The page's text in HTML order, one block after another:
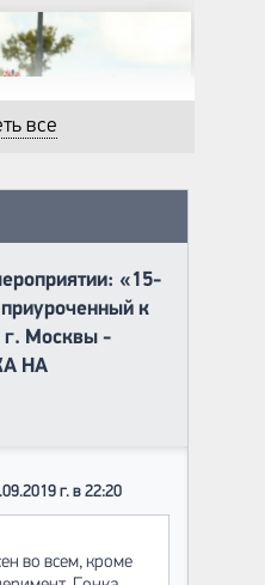
все
«15-
к
г. Москвы -
НА
г. в 22:20
во всем, кроме